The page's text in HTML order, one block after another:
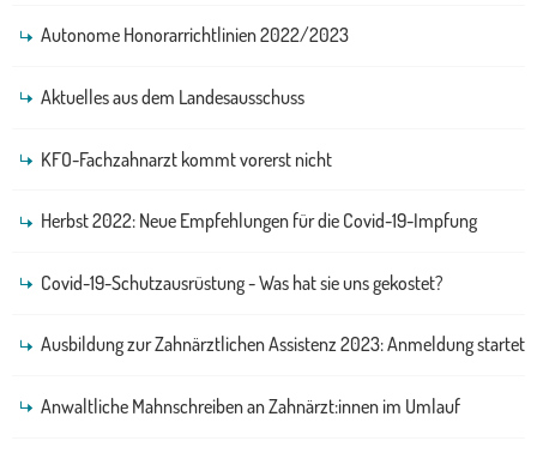
Autonome Honorarrichtlinien 2022/2023
Aktuelles aus dem Landesausschuss
KFO-Fachzahnarzt kommt vorerst nicht
Herbst 2022: Neue Empfehlungen für die Covid-19-Impfung
Covid-19-Schutzausrüstung - Was hat sie uns gekostet?
Ausbildung zur Zahnärztlichen Assistenz 2023: Anmeldung startet
Anwaltliche Mahnschreiben an Zahnärzt:innen im Umlauf